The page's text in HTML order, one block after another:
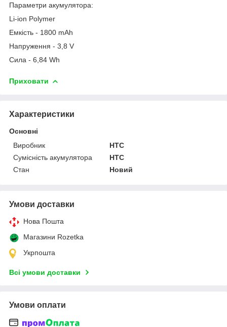
Параметри акумулятора:
Li-ion Polymer
Емкість - 1800 mAh
Напруження - 3,8 V
Сила - 6,84 Wh
Приховати
Характеристики
Основні
Виробник
HTC
Сумісність акумулятора
HTC
Стан
Новий
Умови доставки
Нова Пошта
Магазини Rozetka
Укрпошта
Всі умови доставки
Умови оплати